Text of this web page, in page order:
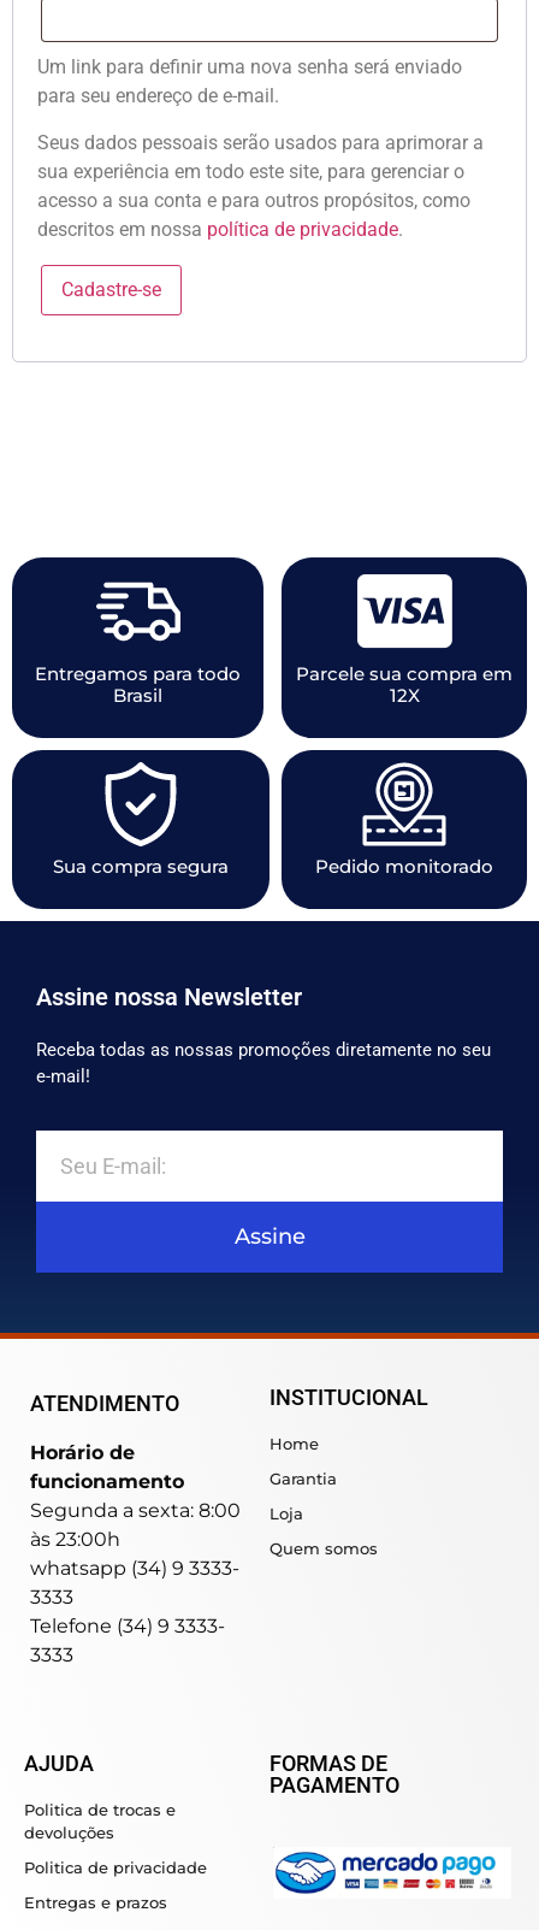
Um link para definir uma nova senha será enviado
para seu endereço de e-mail.
Seus dados pessoais serão usados para aprimorar a
sua experiência em todo este site, para gerenciar o
acesso a sua conta e para outros propósitos, como
descritos em nossa política de privacidade.
Cadastre-se
Entregamos para todo
Brasil
Parcele sua compra em
12X
Sua compra segura Pedido monitorado
Assine nossa Newsletter
Receba todas as nossas promoções diretamente no seu
e-mail!
Assine
ATENDIMENTO
Horário de
funcionamento
Segunda a sexta: 8:00
às 23:00h
whatsapp (34) 9 3333-
3333
Telefone (34) 9 3333-
3333
INSTITUCIONAL
Home
Garantia
Loja
Quem somos
AJUDA
Politica de trocas e
devoluções
Politica de privacidade
Entregas e prazos
FORMAS DE
PAGAMENTO